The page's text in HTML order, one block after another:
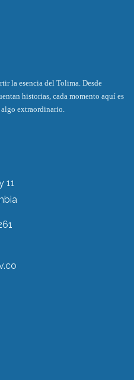
la esencia del Tolima. Desde
historias, cada momento aquí es
extraordinario.
11